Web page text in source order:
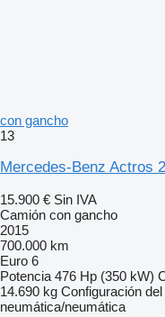
con gancho
13
Mercedes-Benz Actros
15.900 € Sin IVA
Camión con gancho
2015
700.000 km
Euro 6
Potencia 476 Hp (350 kW)
14.690 kg Configuración del
neumática/neumática